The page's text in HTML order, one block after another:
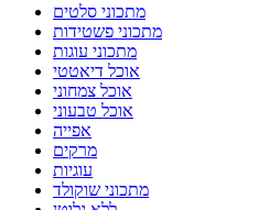
מתכוני סלטים
מתכוני פשטידות
מתכוני עוגות
אוכל דיאטטי
אוכל צמחוני
אוכל טבעוני
אפייה
מרקים
עוגיות
מתכוני שוקולד